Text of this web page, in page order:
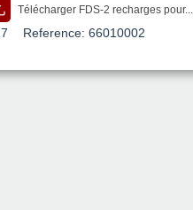
Télécharger FDS-2 recharges pour...
Reference: 66010002